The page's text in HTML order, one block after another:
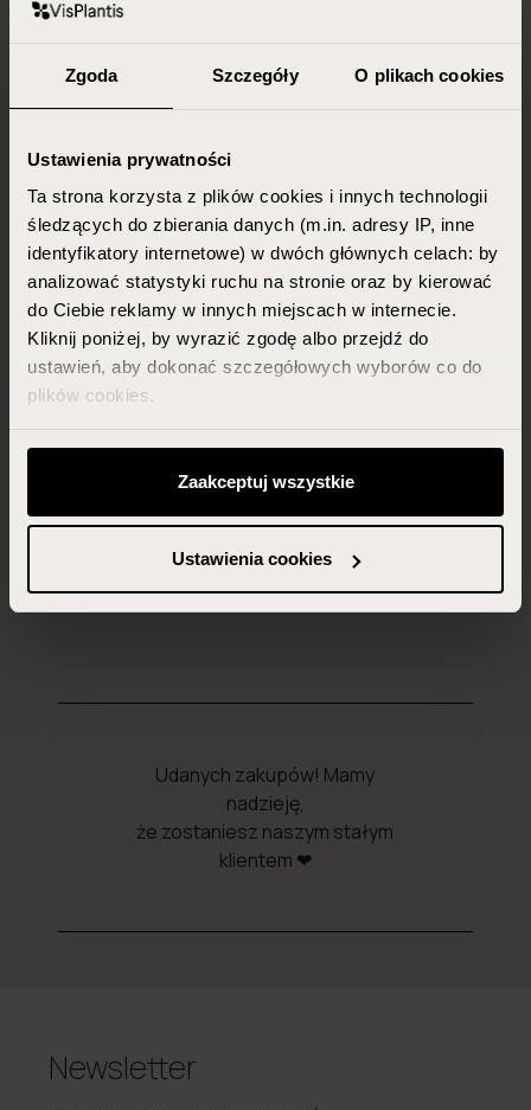
Zgoda Szczegóły O plikach cookies
Ustawienia prywatności
Ta strona korzysta z plików cookies i innych technologii
śledzących do zbierania danych (m.in. adresy IP, inne
identyfikatory internetowe) w dwóch głównych celach: by
analizować statystyki ruchu na stronie oraz by kierować
do Ciebie reklamy w innych miejscach w internecie.
Kliknij poniżej, by wyrazić zgodę albo przejdź do
ustawień, aby dokonać szczegółowych wyborów co do
plików cookies.
Możesz zawsze zarządzać swoimi zgodami (w tym
odwołać te, których udzieliłeś wcześniej) klikając w
przycisk „Ustawienia cookies” widoczny na samym dole
Więcej informacji znajdziesz w zakładce „Szczegóły”
Zaakceptuj wszystkie
Ustawienia cookies
Aby skorzystać zrabatu 20% na całą
ofertę
, skontaktuj się mailowo:
marketing@visplantis.pl. Rabat nie łączy się z
na produkty przecenione.
Udanych zakupów! Mamy
nadzieję,
że zostaniesz naszym stałym
klientem ❤
Newsletter